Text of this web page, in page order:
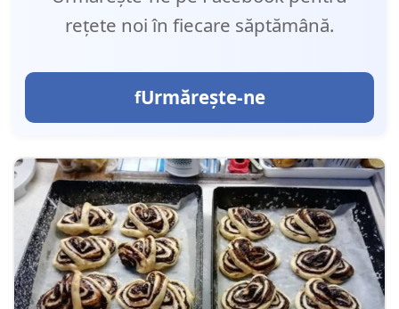
rețete noi în fiecare săptămână.
Urmărește-ne